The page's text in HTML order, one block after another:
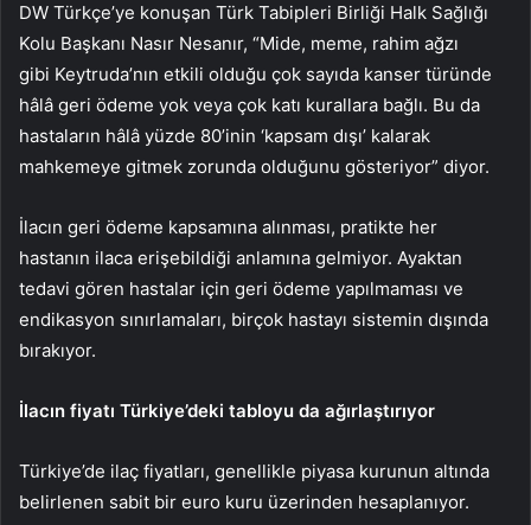
DW Türkçe’ye konuşan Türk Tabipleri Birliği Halk Sağlığı
Kolu Başkanı Nasır Nesanır, “Mide, meme, rahim ağzı
gibi Keytruda’nın etkili olduğu çok sayıda kanser türünde
hâlâ geri ödeme yok veya çok katı kurallara bağlı. ​Bu da
hastaların hâlâ yüzde 80’inin ‘kapsam dışı’ kalarak
mahkemeye gitmek zorunda olduğunu gösteriyor” diyor.
İlacın geri ödeme kapsamına alınması, pratikte her
hastanın ilaca erişebildiği anlamına gelmiyor. Ayaktan
tedavi gören hastalar için geri ödeme yapılmaması ve
endikasyon sınırlamaları, birçok hastayı sistemin dışında
bırakıyor.
İlacın fiyatı Türkiye’deki tabloyu da ağırlaştırıyor
Türkiye’de ilaç fiyatları, genellikle piyasa kurunun altında
belirlenen sabit bir euro kuru üzerinden hesaplanıyor.